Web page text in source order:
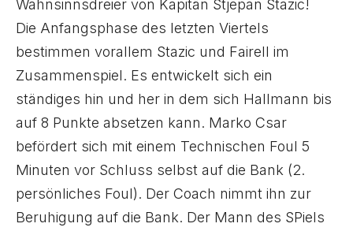
Wahnsinnsdreier von Kapitän Stjepan Stazic!
Die Anfangsphase des letzten Viertels
bestimmen vorallem Stazic und Fairell im
Zusammenspiel. Es entwickelt sich ein
ständiges hin und her in dem sich Hallmann bis
auf 8 Punkte absetzen kann. Marko Csar
befördert sich mit einem Technischen Foul 5
Minuten vor Schluss selbst auf die Bank (2.
persönliches Foul). Der Coach nimmt ihn zur
Beruhigung auf die Bank. Der Mann des SPiels